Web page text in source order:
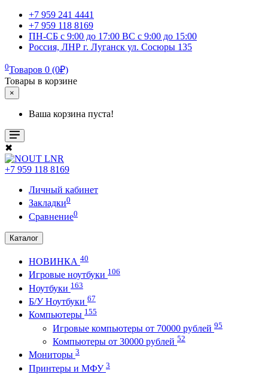
+7 959 241 4441
+7 959 118 8169
ПН-СБ с 9:00 до 17:00 ВС с 9:00 до 15:00
Россия, ЛНР г. Луганск ул. Сосюры 135
0Товаров 0 (0₽)
Товары в корзине
×
Ваша корзина пуста!
✖
+7 959 118 8169
Личный кабинет
Закладки0
Сравнение0
Каталог
НОВИНКА 40
Игровые ноутбуки 106
Ноутбуки 163
Б/У Ноутбуки 67
Компьютеры 155
Игровые компьютеры от 70000 рублей 95
Компьютеры от 30000 рублей 52
Мониторы 3
Принтеры и МФУ 3